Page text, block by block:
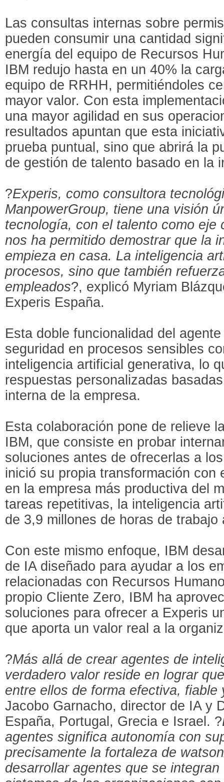
Las consultas internas sobre
pueden consumir una cantidad
energía del equipo de Recursos
IBM redujo hasta en un 40% la
equipo de RRHH, permitiéndoles
mayor valor. Con esta
una mayor agilidad en sus
resultados apuntan que esta
prueba puntual, sino que abrirá la
de gestión de talento basado en la
?Experis, como consultora
ManpowerGroup, tiene una visión
tecnología, con el talento como eje
nos ha permitido demostrar que la
empieza en casa. La inteligencia
procesos, sino que también
empleados?, explicó Myriam
Experis España.
Esta doble funcionalidad del
seguridad en procesos sensibles
inteligencia artificial generativa, lo
respuestas personalizadas
interna de la empresa.
Esta colaboración pone de relieve
IBM, que consiste en probar
soluciones antes de ofrecerlas a
inició su propia transformación con
en la empresa más productiva del
tareas repetitivas, la inteligencia
de 3,9 millones de horas de trabajo
Con este mismo enfoque, IBM
de IA diseñado para ayudar a los
relacionadas con Recursos
propio Cliente Zero, IBM ha
soluciones para ofrecer a Experis
que aporta un valor real a la
?Más allá de crear agentes de
verdadero valor reside en lograr
entre ellos de forma efectiva, fiable
Jacobo Garnacho, director de IA y
España, Portugal, Grecia e Israel. ?
agentes significa autonomía con
precisamente la fortaleza de
desarrollar agentes que se